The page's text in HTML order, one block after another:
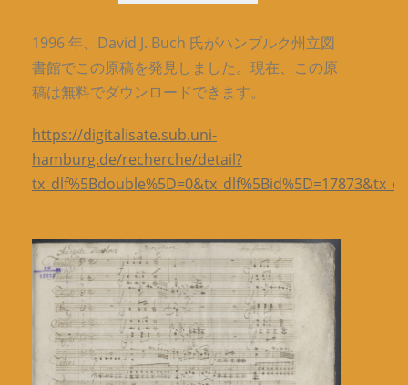
1996 年、David J. Buch 氏がハンブルク州立図
書館でこの原稿を発見しました。現在、この原
稿は無料でダウンロードできます。
https://digitalisate.sub.uni-
hamburg.de/recherche/detail?